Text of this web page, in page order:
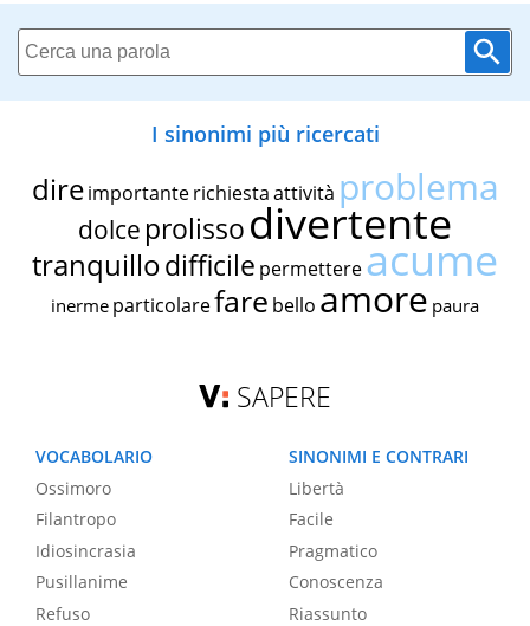
I sinonimi più ricercati
dire importante richiestaattività problema
dolce prolissodivertente
tranquillodifficile permettereacume
inerme particolarefare bello amore paura
SAPERE
VOCABOLARIO
Ossimoro
Filantropo
Idiosincrasia
Pusillanime
Refuso
SINONIMI E CONTRARI
Libertà
Facile
Pragmatico
Conoscenza
Riassunto